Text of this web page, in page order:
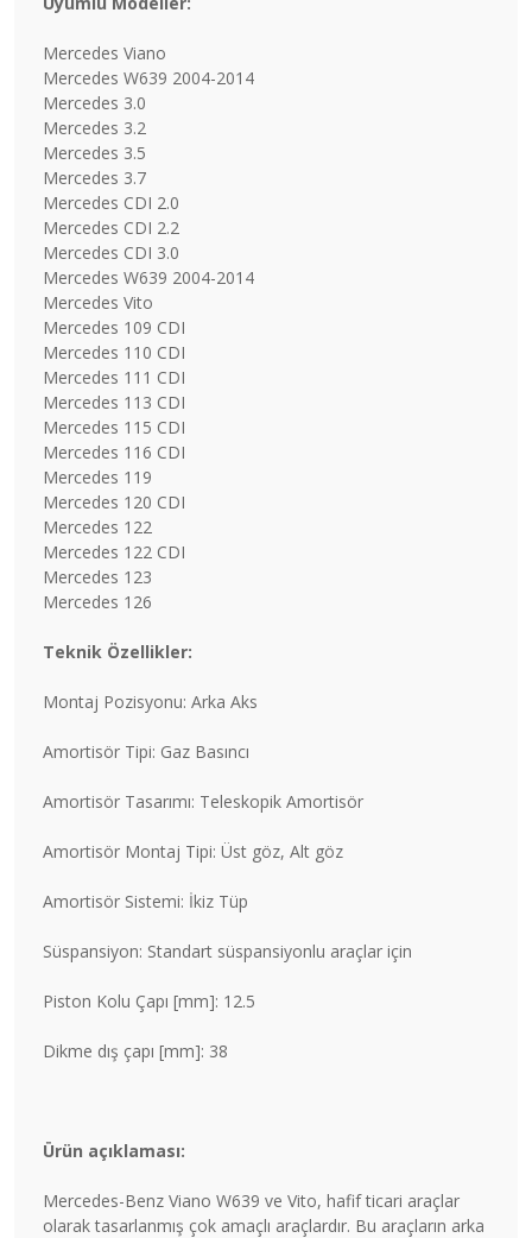
Mercedes Viano
Mercedes W639 2004-2014
Mercedes 3.0
Mercedes 3.2
Mercedes 3.5
Mercedes 3.7
Mercedes CDI 2.0
Mercedes CDI 2.2
Mercedes CDI 3.0
Mercedes W639 2004-2014
Mercedes Vito
Mercedes 109 CDI
Mercedes 110 CDI
Mercedes 111 CDI
Mercedes 113 CDI
Mercedes 115 CDI
Mercedes 116 CDI
Mercedes 119
Mercedes 120 CDI
Mercedes 122
Mercedes 122 CDI
Mercedes 123
Mercedes 126
Teknik Özellikler:
Montaj Pozisyonu: Arka Aks
Amortisör Tipi: Gaz Basıncı
Amortisör Tasarımı: Teleskopik Amortisör
Amortisör Montaj Tipi: Üst göz, Alt göz
Amortisör Sistemi: İkiz Tüp
Süspansiyon: Standart süspansiyonlu araçlar için
Piston Kolu Çapı [mm]: 12.5
Dikme dış çapı [mm]: 38
Ürün açıklaması:
Mercedes-Benz Viano W639 ve Vito, hafif ticari araçlar
olarak tasarlanmış çok amaçlı araçlardır. Bu araçların arka